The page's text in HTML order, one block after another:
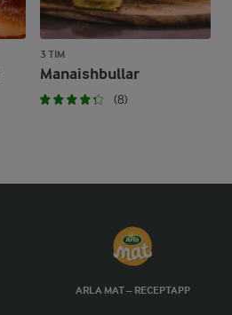
3 TIM
Manaishbullar
(8)
ARLA MAT – RECEPTAPP